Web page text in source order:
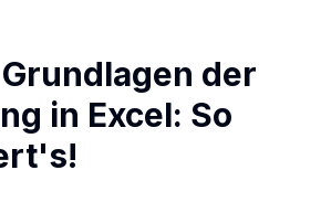
der
in Excel: So